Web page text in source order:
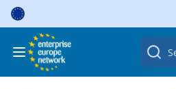
Skip
content
Search
for: